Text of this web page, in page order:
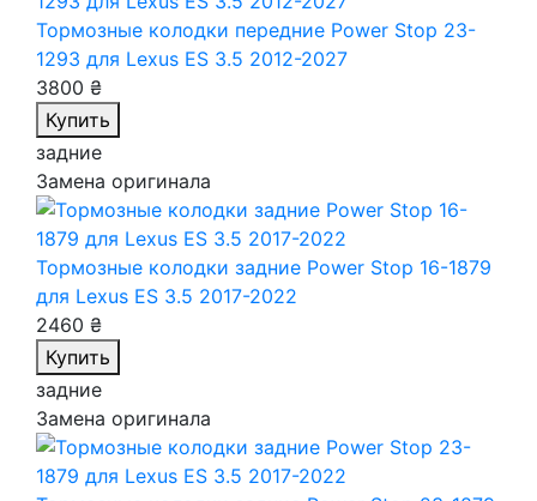
Тормозные колодки передние Power Stop 23-
1293 для Lexus ES 3.5 2012-2027
3800 ₴
Купить
задние
Замена оригинала
Тормозные колодки задние Power Stop 16-1879
для Lexus ES 3.5 2017-2022
2460 ₴
Купить
задние
Замена оригинала